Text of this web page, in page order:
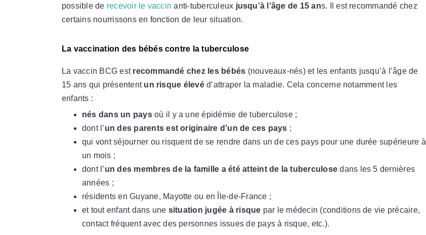
possible de recevoir le vaccin anti-tuberculeux jusqu’à l’âge de 15 ans. Il est recommandé chez
certains nourrissons en fonction de leur situation.
La vaccination des bébés contre la tuberculose
La vaccin BCG est recommandé chez les bébés (nouveaux-nés) et les enfants jusqu’à l’âge de
15 ans qui présentent un risque élevéd’attraper la maladie. Cela concerne notamment les
enfants :
nés dans un paysoù il y a une épidémie de tuberculose ;
dont l’un des parents est originaire d’un de ces pays ;
qui vont séjourner ou risquent de se rendre dans un de ces pays pour une durée supérieure à
un mois ;
dont l’un des membres de la famille a été atteint de la tuberculose dans les 5 dernières
années ;
résidents en Guyane, Mayotte ou en Île-de-France ;
et tout enfant dans une situation jugée à risque par le médecin (conditions de vie précaire,
contact fréquent avec des personnes issues de pays à risque, etc.).